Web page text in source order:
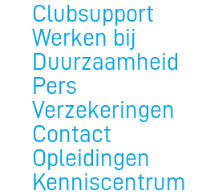
Clubsupport
Werken bij
Duurzaamheid
Pers
Verzekeringen
Contact
Opleidingen
Kenniscentrum